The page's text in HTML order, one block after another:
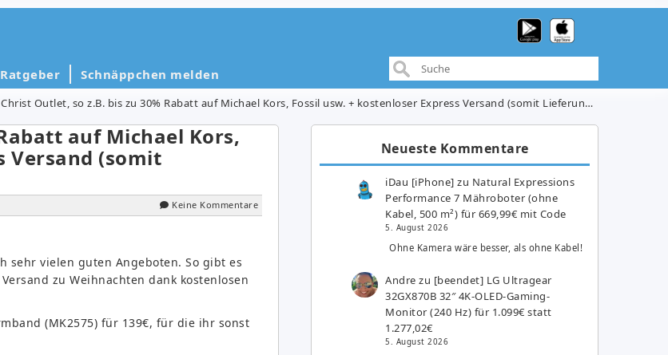
Ratgeber Schnäppchen melden
Christ Outlet, so z.B. bis zu 30% Rabatt auf Michael Kors, Fossil usw. + kostenloser Express Versand (somit Lieferung vor Weihnachten)
auf Michael Kors,
Versand (somit
Keine Kommentare
vielen guten Angeboten. So gibt es
zu Weihnachten dank kostenlosen
(MK2575) für 139€, für die ihr sonst
Neueste Kommentare
iDau [iPhone] zu Natural Expressions
Performance 7 Mähroboter (ohne
Kabel, 500 m²) für 669,99€ mit Code
5. August 2026
Ohne Kamera wäre besser, als ohne Kabel!
Andre zu [beendet] LG Ultragear
32GX870B 32″ 4K-OLED-Gaming-
Monitor (240 Hz) für 1.099€ statt
1.277,02€
5. August 2026